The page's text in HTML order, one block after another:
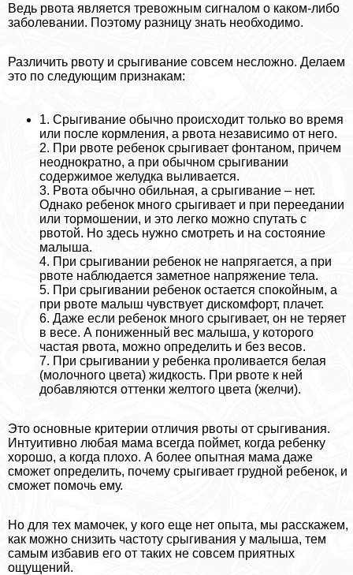
Ведь рвота является тревожным сигналом о каком-либо
заболевании. Поэтому разницу знать необходимо.
Различить рвоту и срыгивание совсем несложно. Делаем
это по следующим признакам:
1. Срыгивание обычно происходит только во время
или после кормления, а рвота независимо от него.
2. При рвоте ребенок срыгивает фонтаном, причем
неоднократно, а при обычном срыгивании
содержимое желудка выливается.
3. Рвота обычно обильная, а срыгивание – нет.
Однако ребенок много срыгивает и при переедании
или тормошении, и это легко можно спутать с
рвотой. Но здесь нужно смотреть и на состояние
малыша.
4. При срыгивании ребенок не напрягается, а при
рвоте наблюдается заметное напряжение тела.
5. При срыгивании ребенок остается спокойным, а
при рвоте малыш чувствует дискомфорт, плачет.
6. Даже если ребенок много срыгивает, он не теряет
в весе. А пониженный вес малыша, у которого
частая рвота, можно определить и без весов.
7. При срыгивании у ребенка проливается белая
(молочного цвета) жидкость. При рвоте к ней
добавляются оттенки желтого цвета (желчи).
Это основные критерии отличия рвоты от срыгивания.
Интуитивно любая мама всегда поймет, когда ребенку
хорошо, а когда плохо. А более опытная мама даже
сможет определить, почему срыгивает грудной ребенок, и
сможет помочь ему.
Но для тех мамочек, у кого еще нет опыта, мы расскажем,
как можно снизить частоту срыгивания у малыша, тем
самым избавив его от таких не совсем приятных
ощущений.